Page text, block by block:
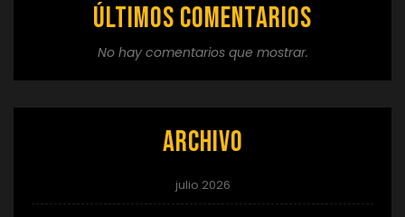
Últimos comentarios
No hay comentarios que mostrar.
Archivo
julio 2026